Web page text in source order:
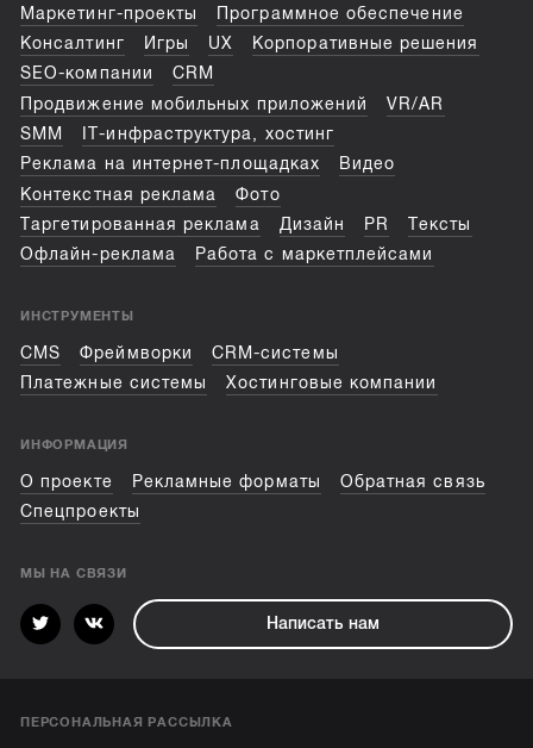
Маркетинг-проекты
Программное обеспечение
Консалтинг
Игры UX
Корпоративные решения
SEO-компании
CRM
Продвижение мобильных приложений
VR/AR
SMM
IT-инфраструктура, хостинг
Реклама на интернет-площадках
Видео
Контекстная реклама
Фото
Таргетированная реклама
Дизайн PR
Тексты
Офлайн-реклама
Работа с маркетплейсами
ИНСТРУМЕНТЫ
CMS Фреймворки
CRM-системы
Платежные системы
Хостинговые компании
ИНФОРМАЦИЯ
О проекте Рекламные форматы
Обратная связь
Спецпроекты
МЫ НА СВЯЗИ
Написать нам
ПЕРСОНАЛЬНАЯ РАССЫЛКА